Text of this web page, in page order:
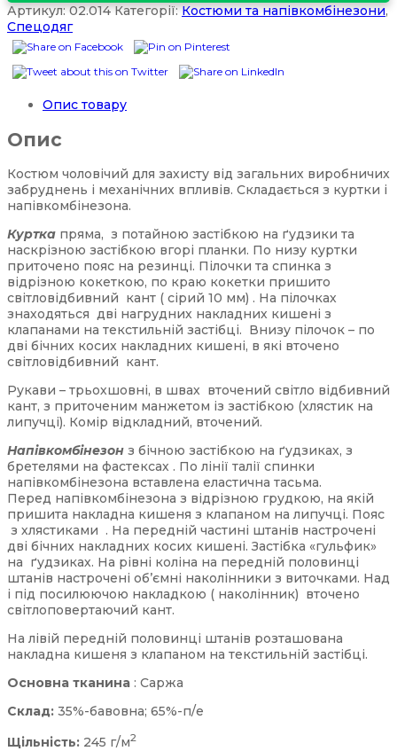
Артикул:02.014 Категорії:Костюми та напівкомбінезони,
Спецодяг
Опис товару
Опис
Костюм чоловічий для захисту від загальних виробничих
забруднень і механічних впливів. Складається з куртки і
напівкомбінезона.
Куртка пряма, з потайною застібкою на ґудзики та
наскрізною застібкою вгорі планки. По низу куртки
приточено пояс на резинці. Пілочки та спинка з
відрізною кокеткою, по краю кокетки пришито
світловідбивний кант ( сірий 10 мм) . На пілочках
знаходяться дві нагрудних накладних кишені з
клапанами на текстильній застібці. Внизу пілочок – по
дві бічних косих накладних кишені, в які вточено
світловідбивний кант.
Рукави – трьохшовні, в швах вточений світло відбивний
кант, з приточеним манжетом із застібкою (хлястик на
липучці). Комір відкладний, вточений.
Напівкомбінезон з бічною застібкою на ґудзиках, з
бретелями на фастексах . По лінії талії спинки
напівкомбінезона вставлена еластична тасьма.
Перед напівкомбінезона з відрізною грудкою, на якій
пришита накладна кишеня з клапаном на липучці. Пояс
з хлястиками . На передній частині штанів настрочені
дві бічних накладних косих кишені. Застібка «гульфик»
на ґудзиках. На рівні коліна на передній половинці
штанів настрочені об’ємні наколінники з виточками. Над
і під посилюючою накладкою ( наколінник) вточено
світлоповертаючий кант.
На лівій передній половинці штанів розташована
накладна кишеня з клапаном на текстильній застібці.
Основна тканина : Саржа
Склад: 35%-бавовна; 65%-п/е
Щільність: 245 г/м2